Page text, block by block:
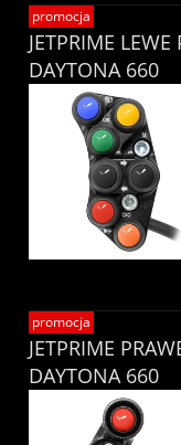
JETPRIME
DAYTONA 660
promocja
JETPRIME
DAYTONA 660
promocja